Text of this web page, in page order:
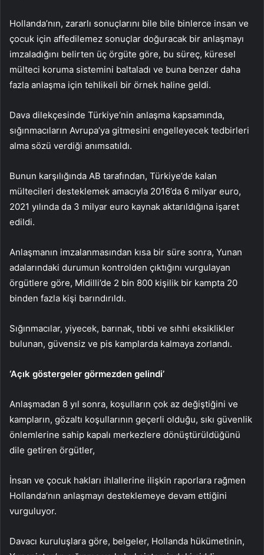
Hollanda’nın, zararlı sonuçlarını bile bile binlerce insan ve
çocuk için affedilemez sonuçlar doğuracak bir anlaşmayı
imzaladığını belirten üç örgüte göre, bu süreç, küresel
mülteci koruma sistemini baltaladı ve buna benzer daha
fazla anlaşma için tehlikeli bir örnek haline geldi.
Dava dilekçesinde Türkiye’nin anlaşma kapsamında,
sığınmacıların Avrupa’ya gitmesini engelleyecek tedbirleri
alma sözü verdiği anımsatıldı.
Bunun karşılığında AB tarafından, Türkiye’de kalan
mültecileri desteklemek amacıyla 2016’da 6 milyar euro,
2021 yılında da 3 milyar euro kaynak aktarıldığına işaret
edildi.
Anlaşmanın imzalanmasından kısa bir süre sonra, Yunan
adalarındaki durumun kontrolden çıktığını vurgulayan
örgütlere göre, Midilli’de 2 bin 800 kişilik bir kampta 20
binden fazla kişi barındırıldı.
Sığınmacılar, yiyecek, barınak, tıbbi ve sıhhi eksiklikler
bulunan, güvensiz ve pis kamplarda kalmaya zorlandı.
‘Açık göstergeler görmezden gelindi’
Anlaşmadan 8 yıl sonra, koşulların çok az değiştiğini ve
kampların, gözaltı koşullarının geçerli olduğu, sıkı güvenlik
önlemlerine sahip kapalı merkezlere dönüştürüldüğünü
dile getiren örgütler,
İnsan ve çocuk hakları ihlallerine ilişkin raporlara rağmen
Hollanda’nın anlaşmayı desteklemeye devam ettiğini
vurguluyor.
Davacı kuruluşlara göre, belgeler, Hollanda hükümetinin,